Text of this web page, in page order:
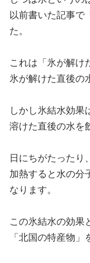
以前書いた記事で
た。
これは「氷が解け
氷が解けた直後の
しかし氷結水効果
溶けた直後の水を
日にちがたったり
加熱すると水の分
なります。
この氷結水の効果
「北国の特産物」